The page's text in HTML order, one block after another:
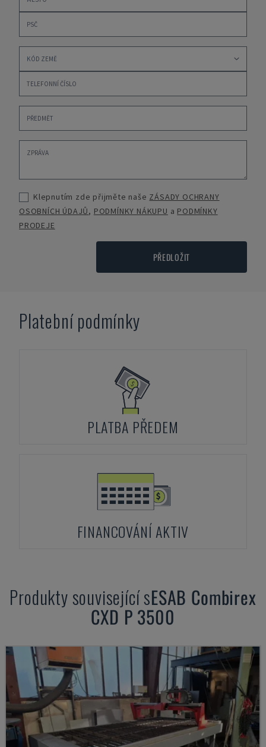
Klepnutím zde přijměte naše ZÁSADY OCHRANY
OSOBNÍCH ÚDAJŮ, PODMÍNKY NÁKUPU a PODMÍNKY
PRODEJE
PŘEDLOŽIT
Platební podmínky
PLATBA PŘEDEM
FINANCOVÁNÍ AKTIV
Produkty související sESAB Combirex
CXD P 3500